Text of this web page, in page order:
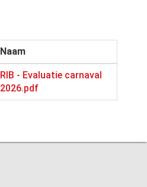
Naam
RIB - Evaluatie carnaval
2026.pdf